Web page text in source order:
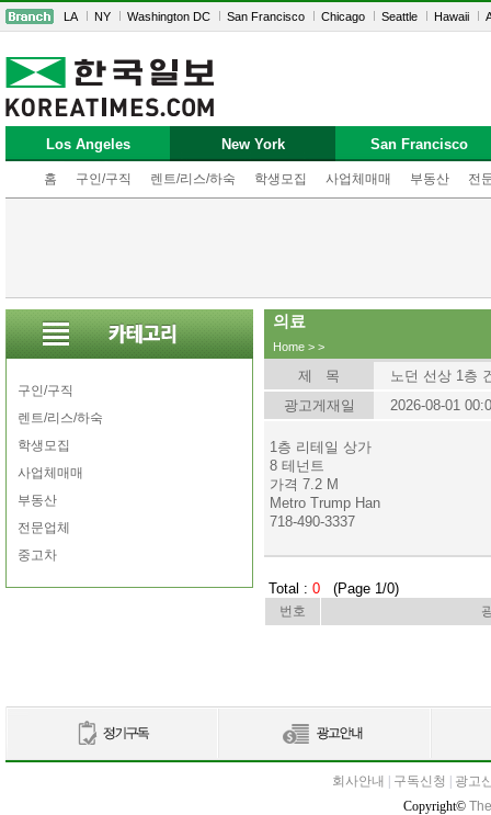
LA NY Washington DC San Francisco Chicago Seattle Hawaii
Los Angeles New York
홈 구인/구직 렌트/리스/하숙 학생모집 사업체매매 부동산 전
San Francisco
구인/구직
렌트/리스/하숙
학생모집
사업체매매
부동산
전문업체
중고차
의료
Home > >
제 목
노던 선상 1층
광고게재일
2026-08-01
1층 리테일 상가
8 테넌트
가격 7.2 M
Metro Trump Han
718-490-3337
Total : 0 (Page 1/0)
번호
회사안내 구독신청
광고
Copyright©